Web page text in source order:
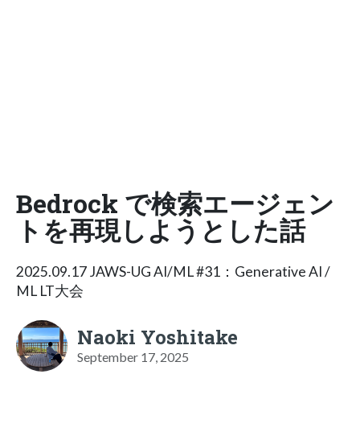
Bedrock で検索エージェン
トを再現しようとした話
2025.09.17 JAWS-UG AI/ML #31：Generative AI /
ML LT大会
Naoki Yoshitake
September 17, 2025